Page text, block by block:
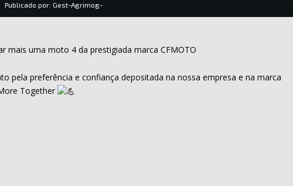
Publicado por: Gest-Agrimog-
mais uma moto 4 da prestigiada marca CFMOTO
pela preferência e confiança depositada na nossa empresa e na marca
Together